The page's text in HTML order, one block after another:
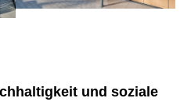
und soziale